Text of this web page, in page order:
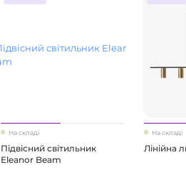
На складі
Підвісний світильник
Eleanor Beam
На складі
Лінійна